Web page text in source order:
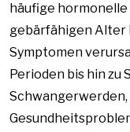
häufige hormonelle
gebärfähigen Alter
Symptomen
Perioden bis hin